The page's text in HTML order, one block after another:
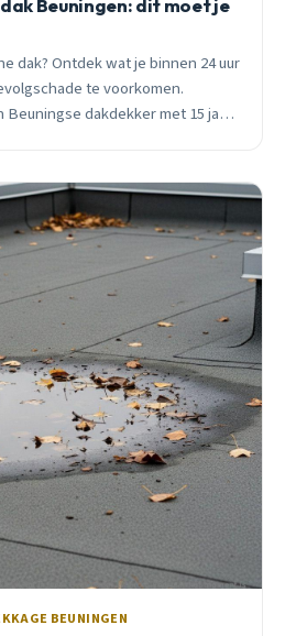
Beuningen: dit moet je
dak? Ontdek wat je binnen 24 uur
te voorkomen.
Beuningse dakdekker met 15 jaar
BEUNINGEN